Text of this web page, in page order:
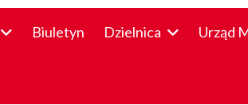
Biuletyn Dzielnica Urząd